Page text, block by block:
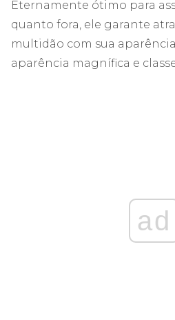
Eternamente ótimo para
quanto fora, ele garante
multidão com sua
aparência magnífica e
ad